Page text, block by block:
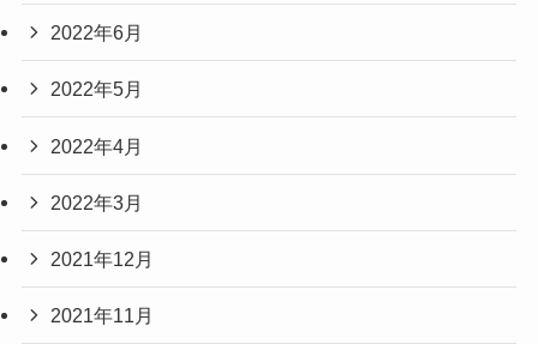
2022年6月
2022年5月
2022年4月
2022年3月
2021年12月
2021年11月